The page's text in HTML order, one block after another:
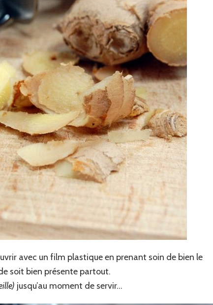
avec un film plastique en prenant soin de bien le
soit bien présente partout.
jusqu’au moment de servir…